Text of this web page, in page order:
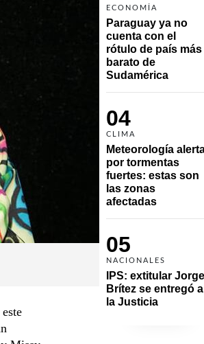
ECONOMÍA
Paraguay ya no
cuenta con el
rótulo de país más
barato de
Sudamérica
04
CLIMA
Meteorología
por tormentas
fuertes: estas son
las zonas
afectadas
05
NACIONALES
IPS: extitular Jorge
Brítez se entregó a
la Justicia